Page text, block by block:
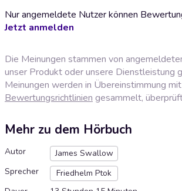
Nur angemeldete Nutzer können
Jetzt anmelden
Die Meinungen stammen von
unser Produkt oder unsere Dienstleistung
Meinungen werden in Übereinstimmung
Bewertungsrichtlinien gesammelt,
Mehr zu dem Hörbuch
Autor
James Swallow
Sprecher
Friedhelm Ptok